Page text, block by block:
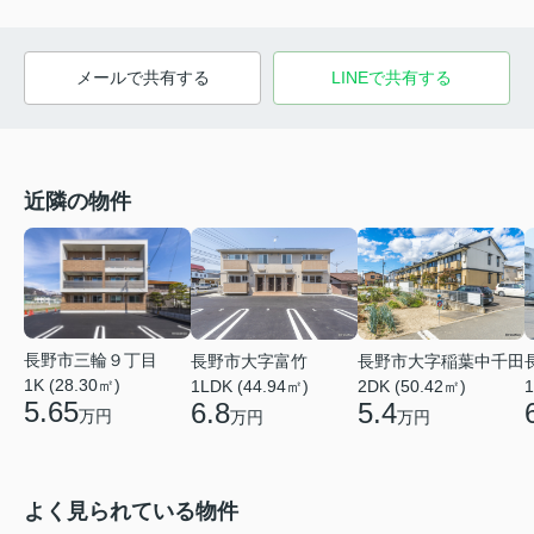
メールで共有する LINEで共有する
近隣の物件
長野市三輪９丁目
1K (28.30㎡)
5.65万円
長野市大字富竹
1LDK (44.94㎡)
6.8万円
長野市大字稲葉中千田
2DK (50.42㎡)
5.4万円
よく見られている物件